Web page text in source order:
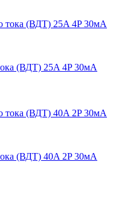
(ВДТ) 25A 4P 30мА
(ВДТ) 40A 2P 30мА